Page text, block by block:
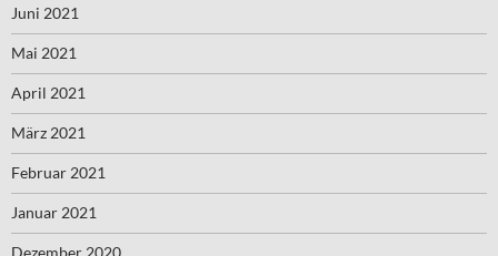
Juni 2021
Mai 2021
April 2021
März 2021
Februar 2021
Januar 2021
Dezember 2020